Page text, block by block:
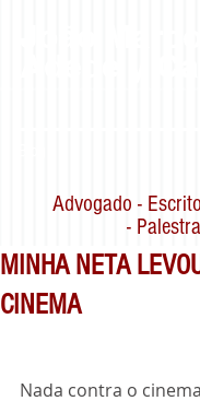
Advogado -
-
MINHA NETA
CINEMA
Nada contra o